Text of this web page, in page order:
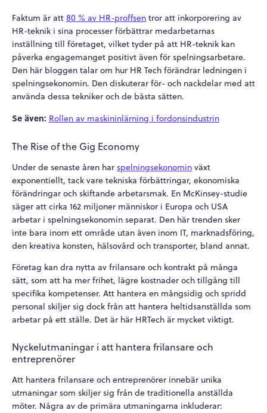
Faktum är att 80 % av HR-proffsen tror att inkorporering av
HR-teknik i sina processer förbättrar medarbetarnas
inställning till företaget, vilket tyder på att HR-teknik kan
påverka engagemanget positivt även för spelningsarbetare.
Den här bloggen talar om hur HR Tech förändrar ledningen i
spelningsekonomin. Den diskuterar för- och nackdelar med att
använda dessa tekniker och de bästa sätten.
Se även: Rollen av maskininlärning i fordonsindustrin
The Rise of the Gig Economy
Under de senaste åren har spelningsekonomin växt
exponentiellt, tack vare tekniska förbättringar, ekonomiska
förändringar och skiftande arbetarsmak. En McKinsey-studie
säger att cirka 162 miljoner människor i Europa och USA
arbetar i spelningsekonomin separat. Den här trenden sker
inte bara inom ett område utan även inom IT, marknadsföring,
den kreativa konsten, hälsovård och transporter, bland annat.
Företag kan dra nytta av frilansare och kontrakt på många
sätt, som att ha mer frihet, lägre kostnader och tillgång till
specifika kompetenser. Att hantera en mångsidig och spridd
personal skiljer sig dock från att hantera heltidsanställda som
arbetar på ett ställe. Det är här HRTech är mycket viktigt.
Nyckelutmaningar i att hantera frilansare och
entreprenörer
Att hantera frilansare och entreprenörer innebär unika
utmaningar som skiljer sig från de traditionella anställda
möter. Några av de primära utmaningarna inkluderar: